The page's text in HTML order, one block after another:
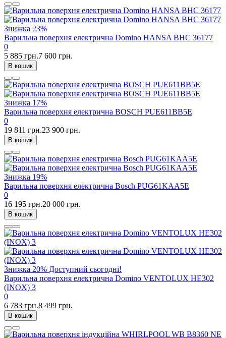
Знижка 23%
Варильна поверхня електрична Domino HANSA BHC 36177
0
5 885 грн.7 600 грн.
В кошик
Знижка 17%
Варильна поверхня електрична BOSCH PUE611BB5E
0
19 811 грн.23 900 грн.
В кошик
Знижка 19%
Варильна поверхня електрична Bosch PUG61KAA5E
0
16 195 грн.20 000 грн.
В кошик
Знижка 20% Доступний сьогодні!
Варильна поверхня електрична Domino VENTOLUX HE302
(INOX) 3
0
6 783 грн.8 499 грн.
В кошик